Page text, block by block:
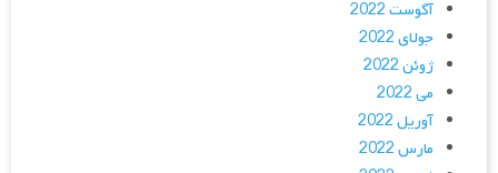
آگوست 2022
جولای 2022
ژوئن 2022
می 2022
آوریل 2022
مارس 2022